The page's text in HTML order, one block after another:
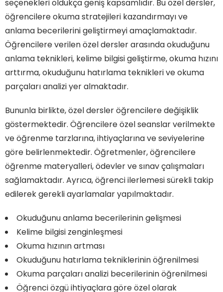
seçenekleri oldukça geniş kapsamlıdır. Bu özel dersler,
öğrencilere okuma stratejileri kazandırmayı ve
anlama becerilerini geliştirmeyi amaçlamaktadır.
Öğrencilere verilen özel dersler arasında okuduğunu
anlama teknikleri, kelime bilgisi geliştirme, okuma hızını
arttırma, okuduğunu hatırlama teknikleri ve okuma
parçaları analizi yer almaktadır.
Bununla birlikte, özel dersler öğrencilere değişiklik
göstermektedir. Öğrencilere özel seanslar verilmekte
ve öğrenme tarzlarına, ihtiyaçlarına ve seviyelerine
göre belirlenmektedir. Öğretmenler, öğrencilere
öğrenme materyalleri, ödevler ve sınav çalışmaları
sağlamaktadır. Ayrıca, öğrenci ilerlemesi sürekli takip
edilerek gerekli ayarlamalar yapılmaktadır.
Okuduğunu anlama becerilerinin gelişmesi
Kelime bilgisi zenginleşmesi
Okuma hızının artması
Okuduğunu hatırlama tekniklerinin öğrenilmesi
Okuma parçaları analizi becerilerinin öğrenilmesi
Öğrenci özgü ihtiyaçlara göre özel olarak